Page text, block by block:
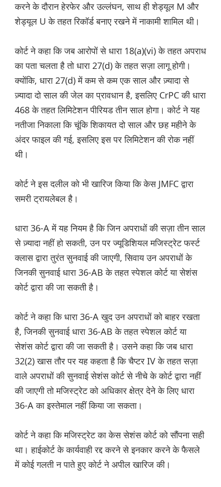
करने के दौरान हेरफेर और उल्लंघन, साथ ही शेड्यूल M और
शेड्यूल U के तहत रिकॉर्ड बनाए रखने में नाकामी शामिल थी।
कोर्ट ने कहा कि जब आरोपों से धारा 18(a)(vi) के तहत अपराध
का पता चलता है तो धारा 27(d) के तहत सज़ा लागू होगी।
क्योंकि, धारा 27(d) में कम से कम एक साल और ज़्यादा से
ज़्यादा दो साल की जेल का प्रावधान है, इसलिए CrPC की धारा
468 के तहत लिमिटेशन पीरियड तीन साल होगा। कोर्ट ने यह
नतीजा निकाला कि चूंकि शिकायत दो साल और छह महीने के
अंदर फाइल की गई, इसलिए इस पर लिमिटेशन की रोक नहीं
थी।
कोर्ट ने इस दलील को भी खारिज किया कि केस JMFC द्वारा
समरी ट्रायलेबल है।
धारा 36-A में यह नियम है कि जिन अपराधों की सज़ा तीन साल
से ज़्यादा नहीं हो सकती, उन पर ज्यूडिशियल मजिस्ट्रेट फर्स्ट
क्लास द्वारा तुरंत सुनवाई की जाएगी, सिवाय उन अपराधों के
जिनकी सुनवाई धारा 36-AB के तहत स्पेशल कोर्ट या सेशंस
कोर्ट द्वारा की जा सकती है।
कोर्ट ने कहा कि धारा 36-A खुद उन अपराधों को बाहर रखता
है, जिनकी सुनवाई धारा 36-AB के तहत स्पेशल कोर्ट या
सेशंस कोर्ट द्वारा की जा सकती है। उसने कहा कि जब धारा
32(2) खास तौर पर यह कहता है कि चैप्टर IV के तहत सज़ा
वाले अपराधों की सुनवाई सेशंस कोर्ट से नीचे के कोर्ट द्वारा नहीं
की जाएगी तो मजिस्ट्रेट को अधिकार क्षेत्र देने के लिए धारा
36-A का इस्तेमाल नहीं किया जा सकता।
कोर्ट ने कहा कि मजिस्ट्रेट का केस सेशंस कोर्ट को सौंपना सही
था। हाईकोर्ट के कार्यवाही रद्द करने से इनकार करने के फैसले
में कोई गलती न पाते हुए कोर्ट ने अपील खारिज की।